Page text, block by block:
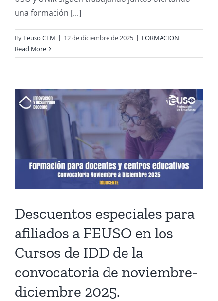
una formación [...]
By Feuso CLM | 12 de diciembre de 2025 | FORMACION
Read More
Descuentos especiales para
afiliados a FEUSO en los
Cursos de IDD de la
convocatoria de noviembre-
diciembre 2025.